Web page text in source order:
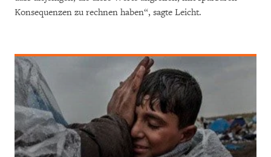
Konsequenzen zu rechnen haben“, sagte Leicht.